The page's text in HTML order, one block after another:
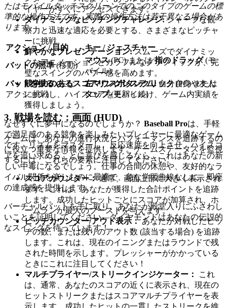
イヤーがすぐにアクセスできます。
ダイナミックなピッチングチャレンジ:シャープな観
察力と迅速な適応を必要とする、さまざまなピッチャ
ーに挑戦。
鮮やかなプレゼンテーション:スムーズでダイナミッ
クなアニメーションとカラフルなグラフィックが、完
璧なスイングのパワー感を高めます。
競争力のあるスコアリングシステム: 自分自身や友人
に挑戦し、ハイスコアを更新し続け、ゲーム内実績を
獲得しましょう。
なぜすぐに夢中になるのでしょうか？ Baseball Proは、手軽
で満足感のある競争を楽しみたいプレイヤーに最適なゲーム
です。リズムをマスターし、反応速度を向上させ、ハイスコ
アを追い求めることに喜びを感じるなら、これはあなたの新
しい中毒になるでしょう。仕事の合間の休憩や、友好的なラ
イバル関係を楽しむのに最適で、急な学習曲線なしに、即座
の達成感を提供します。
バーチャルバットを手に取り、あなたが殿堂入りにふさわし
いことを証明してください—ダイヤモンドはあなたの伝説的
なスイングを待っています！
たはモバイルタッチスクリーンでのこのタイプのゲームの標
準的な操作方法です。実際の操作方法は若干異なる場合があ
ります。
アクション / 目的 キー / ジェスチャー
バットの照準(移動)
マウス(PC) または指のドラッグ(モ
バイル)
バットを振る(主な
アクション)
左マウスボタンクリック(PC) または
タップ(モバイル)
3. 戦場を読む：画面 (HUD)
ゲームは、あなたの進行状況とパフォーマンスを追跡するの
に役立つ重要な情報を提供します。ゲームステータスを監視
するには、これらの要素に注目してください。
スコアカウンター：通常、画面上部に大きく表示され
ます。これは、あなたが獲得した合計ポイントを追跡
します。成功したヒットごとにスコアが加算され、ホ
ームランが最大のブーストを与えます。
ピッチカウンター/アウト表示：あなたが対戦したピッ
チの数、または残りのアウト数 (該当する場合) を追跡
します。これは、現在のイニングまたはラウンドで残
された時間を示します。プレッシャーがかかっている
ときにこれに注目してください！
マルチプライヤー/ストリークインジケーター：
これ
は、通常、あなたのスコアの近くに表示され、現在の
ヒットストリークまたはスコアマルチプライヤーを表